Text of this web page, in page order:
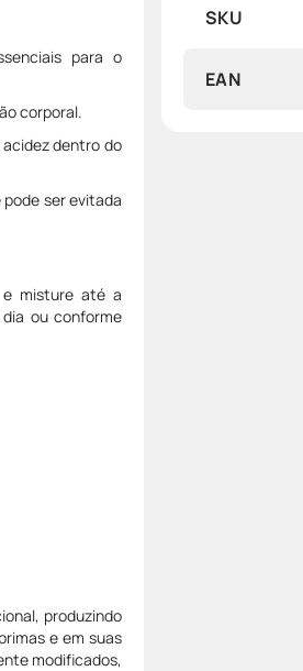
para o
corporal.
dentro do
ser evitada
e misture até a
ou conforme
produzindo
e em suas
modificados,
SKU
EAN